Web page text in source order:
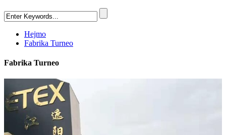
Hejmo
Fabrika Turneo
Fabrika Turneo